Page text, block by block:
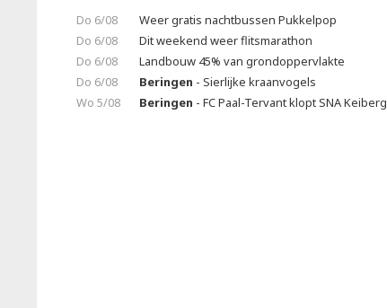
Do 6/08
Weer gratis nachtbussen Pukkelpop
Do 6/08
Dit weekend weer flitsmarathon
Do 6/08
Landbouw 45% van grondoppervlakte
Do 6/08
Beringen - Sierlijke kraanvogels
Wo 5/08
Beringen - FC Paal-Tervant klopt SNA Keiberg